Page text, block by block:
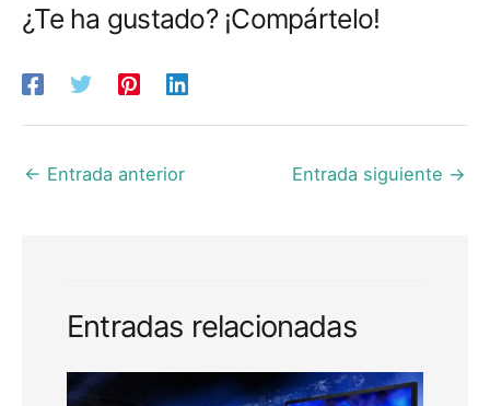
¿Te ha gustado? ¡Compártelo!
← Entrada anterior Entrada siguiente →
Entradas relacionadas